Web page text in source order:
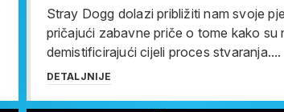
Stray Dogg dolazi približiti nam svoje
pričajući zabavne priče o tome kako su
demistificirajući cijeli proces stvaranja....
DETALJNIJE